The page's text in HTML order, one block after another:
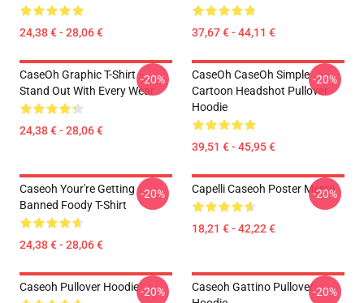
24,38 € - 28,06 € 37,67 € - 44,11 €
CaseOh Graphic T-Shirt –
Stand Out With Every Wear
24,38 € - 28,06 €
-20%
CaseOh CaseOh Simple
Cartoon Headshot Pullover
Hoodie
39,51 € - 45,95 €
-20%
Caseoh Your're Getting
Banned Foody T-Shirt
24,38 € - 28,06 €
-20% Capelli Caseoh Poster Meme
18,21 € - 42,22 €
-20%
Caseoh Pullover Hoodie-20%
Caseoh Gattino Pullover-20%